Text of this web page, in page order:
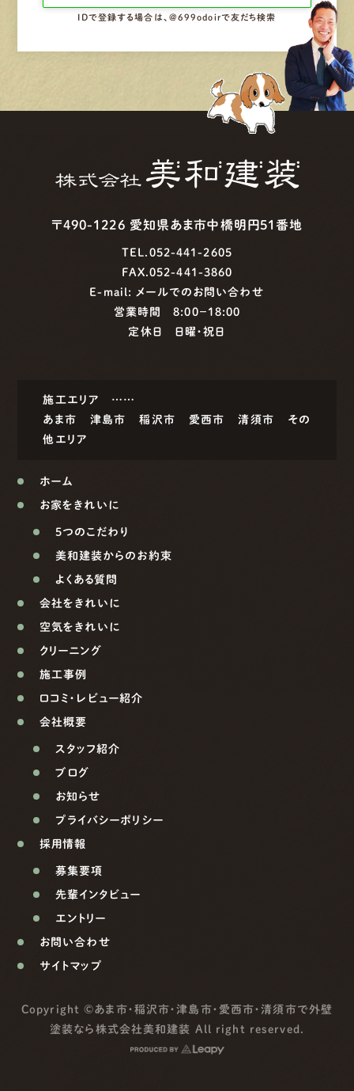
IDで登録する場合は、@699odoirで友だち検索
〒490-1226 愛知県あま市中橋明円51番地
TEL.052-441-2605
FAX.052-441-3860
E-mail: メールでのお問い合わせ
営業時間 8:00−18:00
定休日 日曜・祝日
施工エリア ……
あま市
津島市 稲沢市 愛西市 清須市
その
他エリア
ホーム
お家をきれいに
5つのこだわり
美和建装からのお約束
よくある質問
会社をきれいに
空気をきれいに
クリーニング
施工事例
口コミ・レビュー紹介
会社概要
スタッフ紹介
ブログ
お知らせ
プライバシーポリシー
採用情報
募集要項
先輩インタビュー
エントリー
お問い合わせ
サイトマップ
Copyright ©あま市・稲沢市・津島市・愛西市・清須市で外壁
塗装なら株式会社美和建装 All right reserved.